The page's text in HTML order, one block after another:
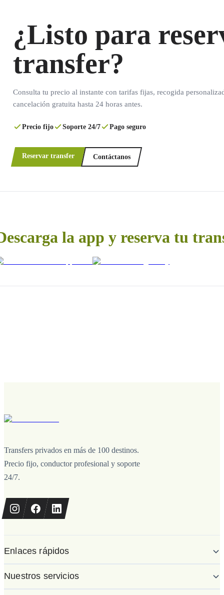
¿Listo para
transfer?
Consulta tu precio al instante con tarifas fijas, recogida
cancelación gratuita hasta 24 horas antes.
Precio fijo Soporte 24/7 Pago seguro
Reservar transfer Contáctanos
la app y reserva tu
Transfers privados en más de 100 destinos.
Precio fijo, conductor profesional y soporte
24/7.
Enlaces rápidos
Nuestros servicios